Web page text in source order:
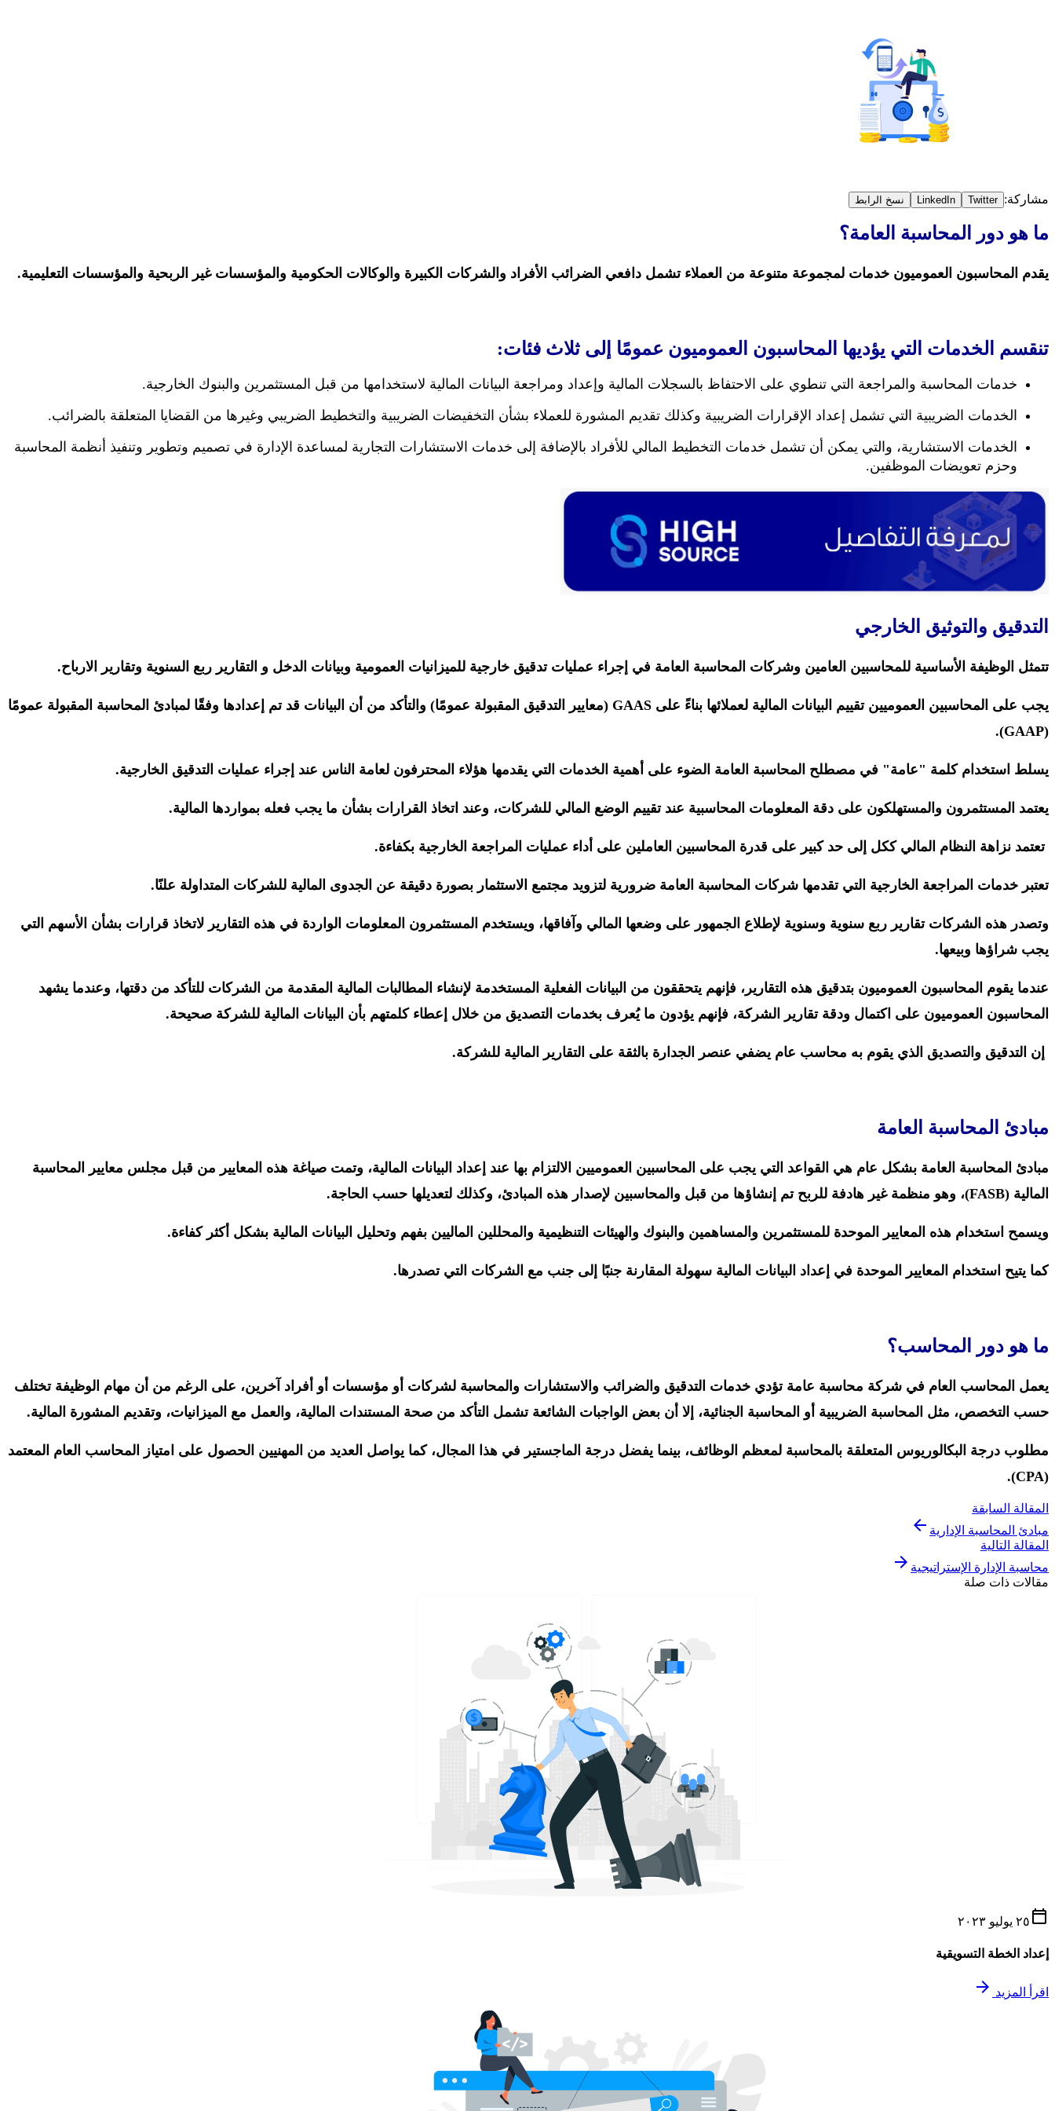
مشاركة: Twitter
LinkedIn نسخ الرابط
ما هو دور المحاسبة العامة؟
يقدم المحاسبون العموميون خدمات لمجموعة متنوعة من العملاء تشمل دافعي الضرائب الأفراد والشركات الكبيرة والوكالات الحكومية والمؤسسات غير الربحية والمؤسسات التعليمية.
تنقسم الخدمات التي يؤديها المحاسبون العموميون عمومًا إلى ثلاث فئات:
خدمات المحاسبة والمراجعة التي تنطوي على الاحتفاظ بالسجلات المالية وإعداد ومراجعة البيانات المالية لاستخدامها من قبل المستثمرين والبنوك الخارجية.
الخدمات الضريبية التي تشمل إعداد الإقرارات الضريبية وكذلك تقديم المشورة للعملاء بشأن التخفيضات الضريبية والتخطيط الضريبي وغيرها من القضايا المتعلقة بالضرائب.
الخدمات الاستشارية، والتي يمكن أن تشمل خدمات التخطيط المالي للأفراد بالإضافة إلى خدمات الاستشارات التجارية لمساعدة الإدارة في تصميم وتطوير وتنفيذ أنظمة المحاسبة
وحزم تعويضات الموظفين.
التدقيق والتوثيق الخارجي
تتمثل الوظيفة الأساسية للمحاسبين العامين وشركات المحاسبة العامة في إجراء عمليات تدقيق خارجية للميزانيات العمومية وبيانات الدخل و التقارير ربع السنوية وتقارير الارباح.
يجب على المحاسبين العموميين تقييم البيانات المالية لعملائها بناءً على GAAS (معايير التدقيق المقبولة عمومًا) والتأكد من أن البيانات قد تم إعدادها وفقًا لمبادئ المحاسبة المقبولة عمومًا
(GAAP).
يسلط استخدام كلمة "عامة" في مصطلح المحاسبة العامة الضوء على أهمية الخدمات التي يقدمها هؤلاء المحترفون لعامة الناس عند إجراء عمليات التدقيق الخارجية.
يعتمد المستثمرون والمستهلكون على دقة المعلومات المحاسبية عند تقييم الوضع المالي للشركات، وعند اتخاذ القرارات بشأن ما يجب فعله بمواردها المالية.
تعتمد نزاهة النظام المالي ككل إلى حد كبير على قدرة المحاسبين العاملين على أداء عمليات المراجعة الخارجية بكفاءة.
تعتبر خدمات المراجعة الخارجية التي تقدمها شركات المحاسبة العامة ضرورية لتزويد مجتمع الاستثمار بصورة دقيقة عن الجدوى المالية للشركات المتداولة علنًا.
وتصدر هذه الشركات تقارير ربع سنوية وسنوية لإطلاع الجمهور على وضعها المالي وآفاقها، ويستخدم المستثمرون المعلومات الواردة في هذه التقارير لاتخاذ قرارات بشأن الأسهم التي
يجب شراؤها وبيعها.
عندما يقوم المحاسبون العموميون بتدقيق هذه التقارير، فإنهم يتحققون من البيانات الفعلية المستخدمة لإنشاء المطالبات المالية المقدمة من الشركات للتأكد من دقتها، وعندما يشهد
المحاسبون العموميون على اكتمال ودقة تقارير الشركة، فإنهم يؤدون ما يُعرف بخدمات التصديق من خلال إعطاء كلمتهم بأن البيانات المالية للشركة صحيحة.
إن التدقيق والتصديق الذي يقوم به محاسب عام يضفي عنصر الجدارة بالثقة على التقارير المالية للشركة.
مبادئ المحاسبة العامة
مبادئ المحاسبة العامة بشكل عام هي القواعد التي يجب على المحاسبين العموميين الالتزام بها عند إعداد البيانات المالية، وتمت صياغة هذه المعايير من قبل مجلس معايير المحاسبة
المالية (FASB)، وهو منظمة غير هادفة للربح تم إنشاؤها من قبل والمحاسبين لإصدار هذه المبادئ، وكذلك لتعديلها حسب الحاجة.
ويسمح استخدام هذه المعايير الموحدة للمستثمرين والمساهمين والبنوك والهيئات التنظيمية والمحللين الماليين بفهم وتحليل البيانات المالية بشكل أكثر كفاءة.
كما يتيح استخدام المعايير الموحدة في إعداد البيانات المالية سهولة المقارنة جنبًا إلى جنب مع الشركات التي تصدرها.
ما هو دور المحاسب؟
يعمل المحاسب العام في شركة محاسبة عامة تؤدي خدمات التدقيق والضرائب والاستشارات والمحاسبة لشركات أو مؤسسات أو أفراد آخرين، على الرغم من أن مهام الوظيفة تختلف
حسب التخصص، مثل المحاسبة الضريبية أو المحاسبة الجنائية، إلا أن بعض الواجبات الشائعة تشمل التأكد من صحة المستندات المالية، والعمل مع الميزانيات، وتقديم المشورة المالية.
مطلوب درجة البكالوريوس المتعلقة بالمحاسبة لمعظم الوظائف، بينما يفضل درجة الماجستير في هذا المجال، كما يواصل العديد من المهنيين الحصول على امتياز المحاسب العام المعتمد
(CPA).
المقالة السابقة
مبادئ المحاسبة الإدارية arrow_back
المقالة التالية
محاسبة الإدارة الإستراتيجية arrow_forward
مقالات ذات صلة
calendar_today ٢٥ يوليو ٢٠٢٣
إعداد الخطة التسويقية
اقرأ المزيد arrow_forward